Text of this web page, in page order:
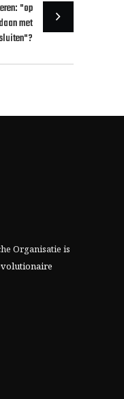
"op
met
sluiten"?
Organisatie is